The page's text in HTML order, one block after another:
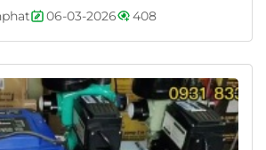
gia đình, hay cần dò...
06-03-2026 408